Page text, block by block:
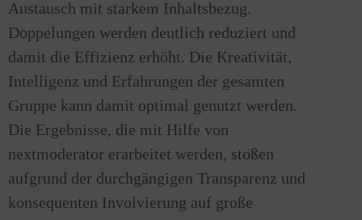
Austausch mit starkem Inhaltsbezug.
Doppelungen werden deutlich reduziert und
damit die Effizienz erhöht. Die Kreativität,
Intelligenz und Erfahrungen der gesamten
Gruppe kann damit optimal genutzt werden.
Die Ergebnisse, die mit Hilfe von
nextmoderator erarbeitet werden, stoßen
aufgrund der durchgängigen Transparenz und
konsequenten Involvierung auf große